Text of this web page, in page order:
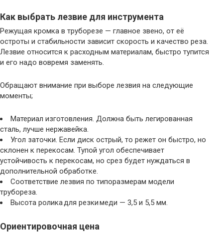
Как выбрать лезвие для инструмента
Режущая кромка в труборезе — главное звено, от её
остроты и стабильности зависит скорость и качество реза.
Лезвие относится к расходным материалам, быстро тупится
и его надо вовремя заменять.
Обращают внимание при выборе лезвия на следующие
моменты;
Материал изготовления. Должна быть легированная
сталь, лучше нержавейка.
Угол заточки. Если диск острый, то режет он быстро, но
склонен к перекосам. Тупой угол обеспечивает
устойчивость к перекосам, но срез будет нуждаться в
дополнительной обработке.
Соответствие лезвия по типоразмерам модели
трубореза.
Высота ролика для резки меди — 3,5 и 5,5 мм.
Ориентировочная цена